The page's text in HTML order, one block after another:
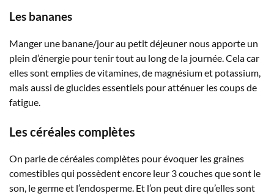
Les bananes
Manger une banane/jour au petit déjeuner nous apporte un
plein d’énergie pour tenir tout au long de la journée. Cela car
elles sont emplies de vitamines, de magnésium et potassium,
mais aussi de glucides essentiels pour atténuer les coups de
fatigue.
Les céréales complètes
On parle de céréales complètes pour évoquer les graines
comestibles qui possèdent encore leur 3 couches que sont le
son, le germe et l’endosperme. Et l’on peut dire qu’elles sont